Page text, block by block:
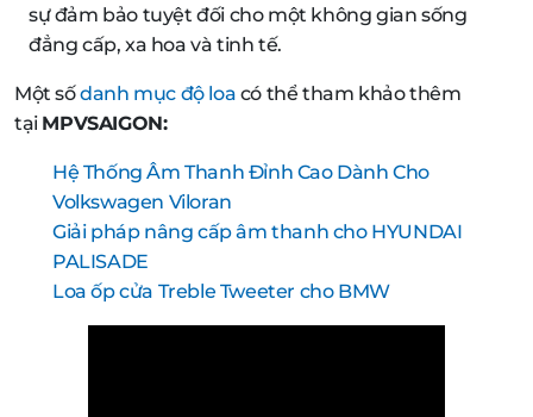
sự đảm bảo tuyệt đối cho một không gian sống
đẳng cấp, xa hoa và tinh tế.
Một sốdanh mục độ loa có thể tham khảo thêm
tại MPVSAIGON:
Hệ Thống Âm Thanh Đỉnh Cao Dành Cho
Volkswagen Viloran
Giải pháp nâng cấp âm thanh cho HYUNDAI
PALISADE
Loa ốp cửa Treble Tweeter cho BMW